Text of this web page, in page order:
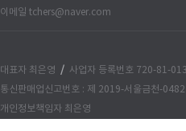
이메일 tchers@naver.com
대표자 최은영 / 사업자 등록번호 720-81-
통신판매업신고번호 : 제 2019-서울금천-
개인정보책임자 최은영